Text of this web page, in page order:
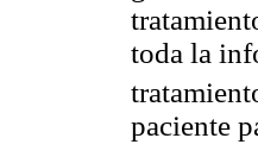
toda la
paciente